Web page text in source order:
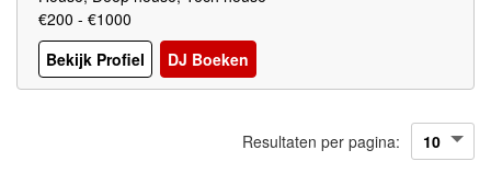
€200 - €1000
Bekijk Profiel
DJ Boeken
Resultaten per pagina: